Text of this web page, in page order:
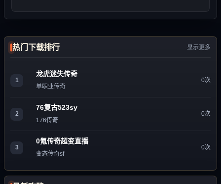
热门下载排行 显示更多
1
龙虎迷失传奇
单职业传奇
0次
2
76复古523sy
176传奇
0次
3
0氪传奇超变直播
变态传奇sf
0次